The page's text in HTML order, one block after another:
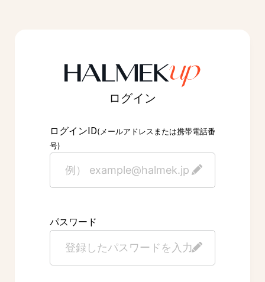
ログイン
ログインID(メールアドレスまたは携帯電話番
号)
パスワード